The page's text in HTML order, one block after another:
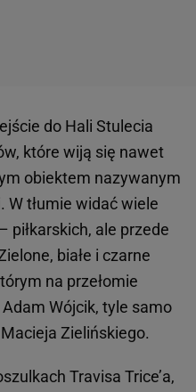
do Hali Stulecia
które wiją się nawet
obiektem nazywanym
W tłumie widać wiele
piłkarskich, ale przede
białe i czarne
na przełomie
Wójcik, tyle samo
Zielińskiego.
Travisa Trice’a,